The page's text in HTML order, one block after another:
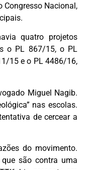
Congresso Nacional,
quatro projetos
o PL 867/15, o PL
15 e o PL 4486/16,
Miguel Nagib.
nas escolas.
de cercear a
do movimento.
são contra uma